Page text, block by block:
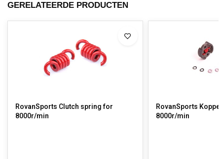
GERELATEERDE PRODUCTEN
RovanSports Clutch spring for
8000r/min
RovanSports
8000r/min